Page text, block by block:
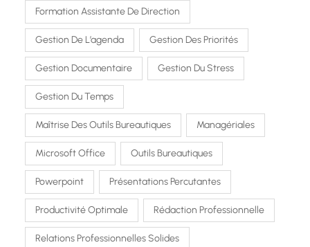
Formation Assistante De Direction
Gestion De L’agenda Gestion Des Priorités
Gestion Documentaire Gestion Du Stress
Gestion Du Temps
Maîtrise Des Outils Bureautiques Managériales
Microsoft Office Outils Bureautiques
Powerpoint Présentations Percutantes
Productivité Optimale Rédaction Professionnelle
Relations Professionnelles Solides